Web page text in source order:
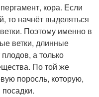
кора. Если
то начнёт выделяться
ветки. Поэтому именно в
ветки, длинные
а только
По той же
поросль, которую,